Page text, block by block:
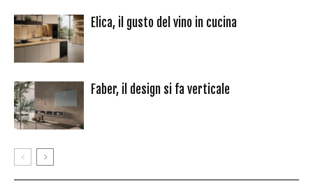
Elica, il gusto del vino in cucina
Faber, il design si fa verticale